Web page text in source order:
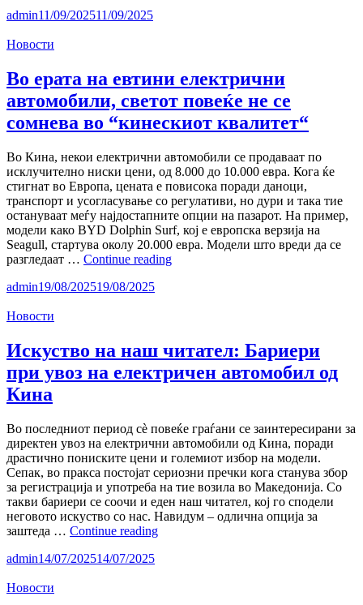
електрични
автомобили
–
но
цената
главен
предизвик
admin11/09/202511/09/2025
Новости
Во ерата на евтини електрични
автомобили, светот повеќе не се
сомнева во “кинескиот квалитет“
Во Кина, некои електрични автомобили се продаваат по
исклучително ниски цени, од 8.000 до 10.000 евра. Кога ќе
стигнат во Европа, цената е повисока поради даноци,
транспорт и усогласување со регулативи, но дури и така тие
остануваат меѓу најдостапните опции на пазарот. На пример,
модели како BYD Dolphin Surf, кој е европска верзија на
Seagull, стартува околу 20.000 евра. Модели што вреди да се
разгледаат … Continue readingВо
светот
повеќе
не
“кинескиот
квалитет“
admin19/08/202519/08/2025
Новости
Искуство на наш читател: Бариери
при увоз на електричен автомобил од
Кина
Во последниот период сè повеќе граѓани се заинтересирани за
директен увоз на електрични автомобили од Кина, поради
драстично пониските цени и големиот избор на модели.
Сепак, во пракса постојат сериозни пречки кога станува збор
за регистрација и употреба на тие возила во Македонија. Со
такви бариери се соочи и еден наш читател, кој го сподели
неговото искуство со нас. Навидум – одлична опција за
заштеда … Continue readingИскуство
admin14/07/202514/07/2025
Новости